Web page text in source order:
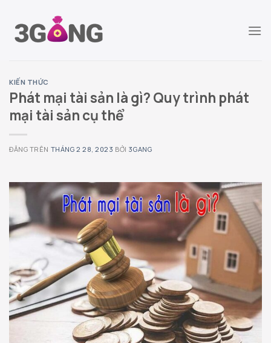
đến
KIẾN THỨC
Phát mại tài sản là gì? Quy trình phát
mại tài sản cụ thể
ĐĂNG TRÊN THÁNG 2 28, 2023 BỞI 3GANG